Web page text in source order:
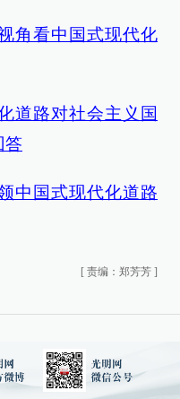
角看中国式现代化
道路对社会主义国
答
中国式现代化道路
[ 责编：郑芳芳 ]